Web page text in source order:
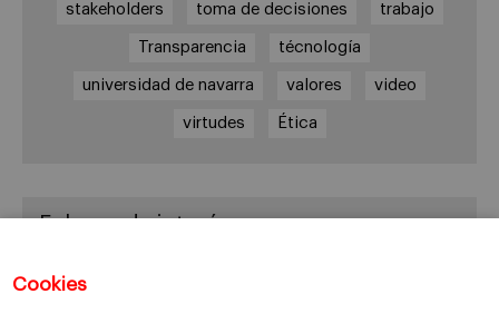
Cookies
stakeholders toma de decisiones trabajo
Transparencia técnología
universidad de navarra valores video
virtudes Ética
Enlaces de interés
Center for Business in Society – IESE